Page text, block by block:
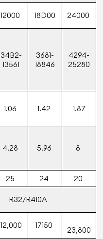
12000 18D00 24000
34B2-
13561
3681-
18846
4294-
25280
1.06 1.42 1.87
4.28 5.96 8
25 24
20
R32/R410A
12,000 17150
23,800